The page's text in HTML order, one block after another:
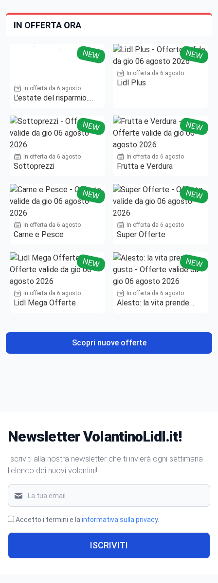
IN OFFERTA ORA
NEW
In offerta da 6 agosto
L'estate del risparmio.
NEW
In offerta da 6 agosto
Lidl Plus
NEW
In offerta da 6 agosto
Sottoprezzi
NEW
In offerta da 6 agosto
Frutta e Verdura
NEW
In offerta da 6 agosto
Carne e Pesce
NEW
In offerta da 6 agosto
Super Offerte
NEW
In offerta da 6 agosto
Lidl Mega Offerte
NEW
In offerta da 6 agosto
Alesto: la vita prende
Scopri nuove offerte
Newsletter VolantinoLidl.it!
Iscriviti alla nostra newsletter che ti invierà ogni settimana
l'elenco dei nuovi volantini!
Accetto i termini e la informativa sulla privacy.
ISCRIVITI